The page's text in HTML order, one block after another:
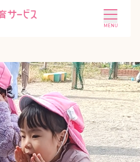
選ばれる理由
ニュース